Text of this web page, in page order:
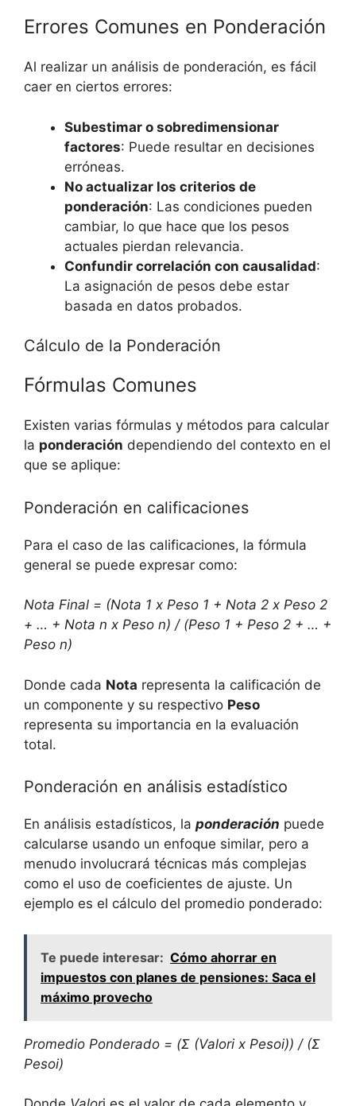
Errores Comunes en Ponderación
Al realizar un análisis de ponderación, es fácil
caer en ciertos errores:
Subestimar o sobredimensionar
factores: Puede resultar en decisiones
erróneas.
No actualizar los criterios de
ponderación: Las condiciones pueden
cambiar, lo que hace que los pesos
actuales pierdan relevancia.
Confundir correlación con causalidad:
La asignación de pesos debe estar
basada en datos probados.
Cálculo de la Ponderación
Fórmulas Comunes
Existen varias fórmulas y métodos para calcular
la ponderación dependiendo del contexto en el
que se aplique:
Ponderación en calificaciones
Para el caso de las calificaciones, la fórmula
general se puede expresar como:
Nota Final = (Nota 1 x Peso 1 + Nota 2 x Peso 2
+ … + Nota n x Peso n) / (Peso 1 + Peso 2 + … +
Peso n)
Donde cada Nota representa la calificación de
un componente y su respectivo Peso
representa su importancia en la evaluación
total.
Ponderación en análisis estadístico
En análisis estadísticos, la ponderación puede
calcularse usando un enfoque similar, pero a
menudo involucrará técnicas más complejas
como el uso de coeficientes de ajuste. Un
ejemplo es el cálculo del promedio ponderado:
Te puede interesar: Cómo ahorrar en
impuestos con planes de pensiones: Saca el
máximo provecho
Promedio Ponderado = (Σ (Valori x Pesoi)) / (Σ
Pesoi)